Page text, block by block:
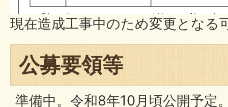
現在造成工事中のため変更となる
公募要領等
準備中。令和8年10月頃公開予定